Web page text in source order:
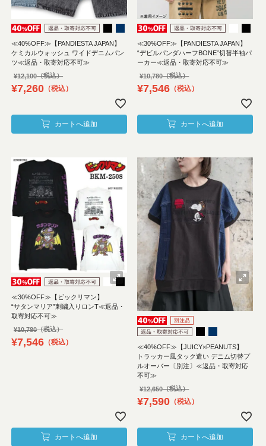
≪40%OFF≫【PANDIESTA JAPAN】
ケミカルウォッシュ ワイドデニムパン
ツ≪返品・取寄対応不可≫
¥12,100
¥7,260 税込
カートへ追加
≪30%OFF≫【PANDIESTA JAPAN】
“デビルパンダハーフBONE”切替半袖パ
ーカー≪返品・取寄対応不可≫
¥10,780
¥7,546 税込
カートへ追加
≪30%OFF≫【ビックリマン】
“サタンマリア”刺繍入りロンT≪返品・
取寄対応不可≫
¥10,780
¥7,546 税込
カートへ追加
≪40%OFF≫【JUICY×PEANUTS】
トラッカー風タック遣い デニム切替プ
ルオーバー〔別注〕≪返品・取寄対応
不可≫
¥12,650
¥7,590 税込
カートへ追加